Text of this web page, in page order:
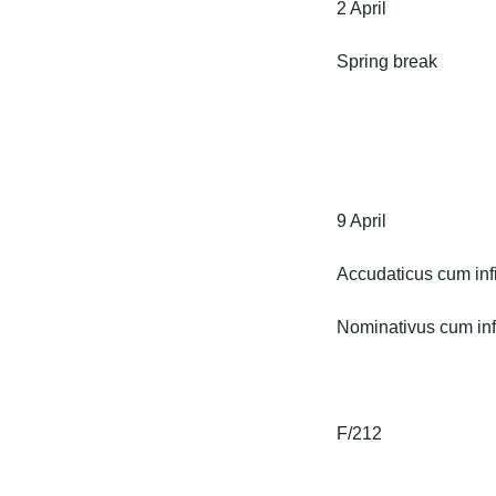
2 April
Spring break
9 April
Accudaticus cum
Nominativus cum
F/212